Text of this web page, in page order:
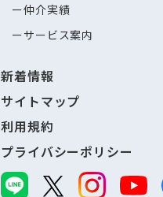
仲介実績
サービス案内
新着情報
サイトマップ
利用規約
プライバシーポリシー